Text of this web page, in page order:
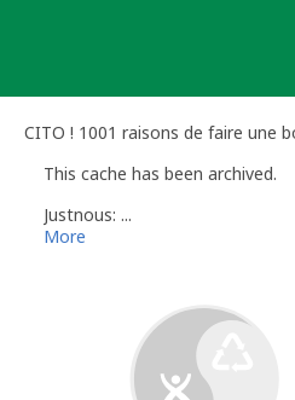
CITO ! 1001 raisons de faire une
This cache has been archived.
Justnous: ...
More